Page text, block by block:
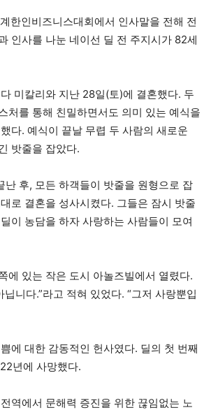
한인비즈니스대회에서 인사말을 전해 전
인사를 나눈 네이선 딜 전 주지시가 82세
미칼리와 지난 28일(토)에 결혼했다. 두
처를 통해 친밀하면서도 의미 있는 예식을
다. 예식이 끝날 무렵 두 사람의 새로운
밧줄을 잡았다.
난 후, 모든 하객들이 밧줄을 원형으로 잡
로 결혼을 성사시켰다. 그들은 잠시 밧줄
이 농담을 하자 사랑하는 사람들이 모여
에 있는 작은 도시 아놀즈빌에서 열렸다.
닙니다.”라고 적혀 있었다. “그저 사랑뿐입
에 대한 감동적인 헌사였다. 딜의 첫 번째
년에 사망했다.
역에서 문해력 증진을 위한 끊임없는 노